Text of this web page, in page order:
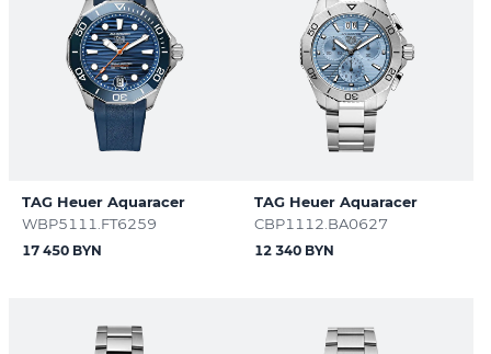
TAG Heuer Aquaracer
WBP5111.FT6259
17 450 BYN
TAG Heuer Aquaracer
CBP1112.BA0627
12 340 BYN